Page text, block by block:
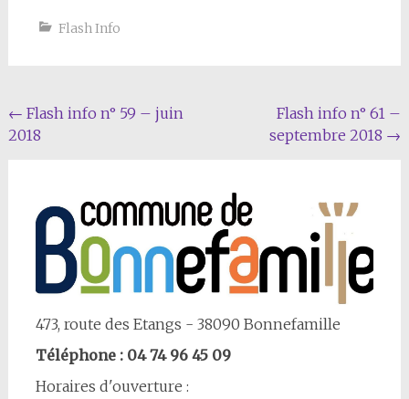
Flash Info
Navigation
Article
← Flash info n° 59 – juin
2018
Flash info n° 61 –
septembre 2018 →
473, route des Etangs - 38090 Bonnefamille
Téléphone : 04 74 96 45 09
Horaires d'ouverture :